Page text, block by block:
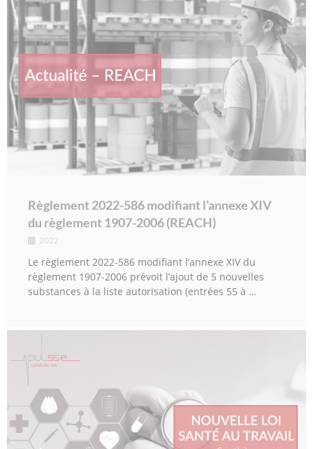
Règlement 2022-586 modifiant l’annexe XIV
du règlement 1907-2006 (REACH)
2022
Le règlement 2022-586 modifiant l’annexe XIV du
règlement 1907-2006 prévoit l’ajout de 5 nouvelles
substances à la liste autorisation (entrées 55 à …